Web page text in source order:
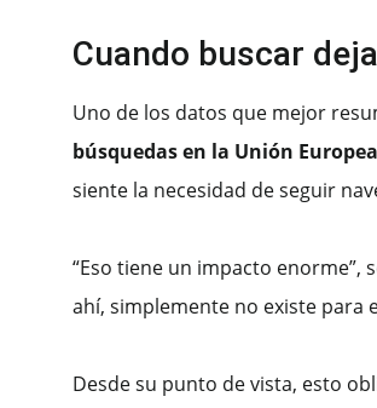
Cuando buscar
Uno de los datos que mejor
búsquedas en la Unión
siente la necesidad de seguir
“Eso tiene un impacto enorme”,
ahí, simplemente no existe para
Desde su punto de vista, esto